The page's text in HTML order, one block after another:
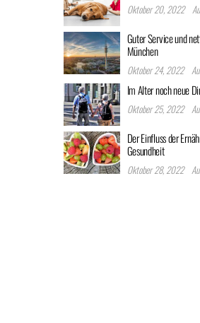
Oktober 20, 2022
Guter Service und
München
Oktober 24, 2022
Im Alter noch neue
Oktober 25, 2022
Der Einfluss der
Gesundheit
Oktober 28, 2022